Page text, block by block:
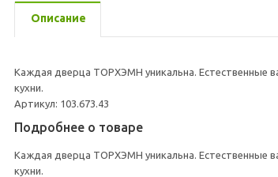
Описание
Каждая дверца ТОРХЭМН уникальна. Естественные
кухни.
Артикул: 103.673.43
Подробнее о товаре
Каждая дверца ТОРХЭМН уникальна. Естественные
кухни.